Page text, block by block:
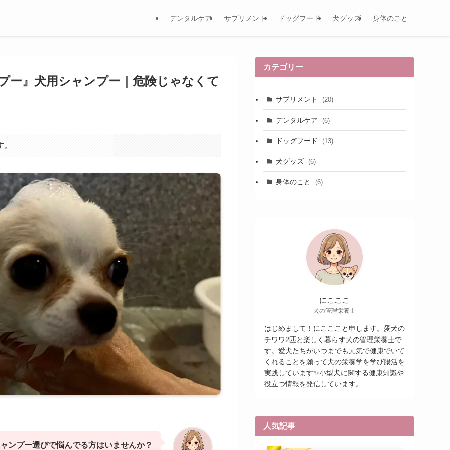
デンタルケア サプリメント ドッグフード 犬グッズ 身体のこと
ー』犬用シャンプー｜危険じゃなくて
ンプー選びで悩んでる方はいませんか？
カテゴリー
サプリメント (20)
デンタルケア (6)
ドッグフード (13)
犬グッズ (6)
身体のこと (6)
にこここ
犬の管理栄養士
はじめまして！にこここと申します。愛犬の
チワワ2匹と楽しく暮らす犬の管理栄養士で
す。愛犬たちがいつまでも元気で健康でいて
くれることを願って犬の栄養学を学び腸活を
実践しています✨小型犬に関する健康知識や
役立つ情報を発信しています。
人気記事